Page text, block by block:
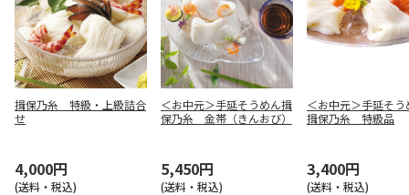
揖保乃糸 特級・上級詰合
せ
4,000円
(送料・税込)
＜お中元＞手延そうめん揖
保乃糸 金帯（きんおび）
5,450円
(送料・税込)
＜お中元＞手延そ
揖保乃糸 特級品
3,400円
(送料・税込)